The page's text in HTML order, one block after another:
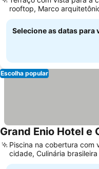
rooftop, Marco
Selecione as datas para
Escolha popular
Grand Enio Hotel e
Piscina na cobertura com
cidade, Culinária brasileira
diversificada